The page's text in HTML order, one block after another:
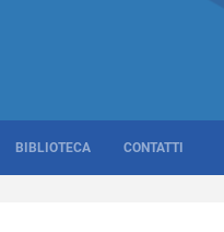
BIBLIOTECA CONTATTI